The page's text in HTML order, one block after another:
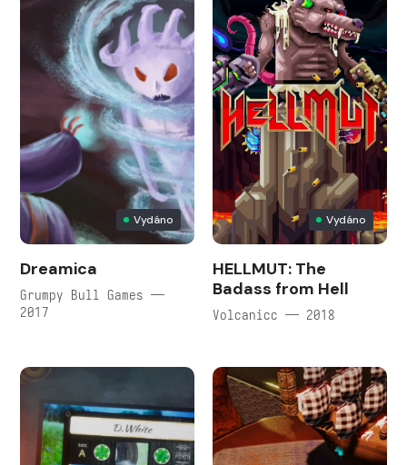
Vydáno
Dreamica
Grumpy Bull Games —
2017
Vydáno
HELLMUT: The
Badass from Hell
Volcanicc — 2018